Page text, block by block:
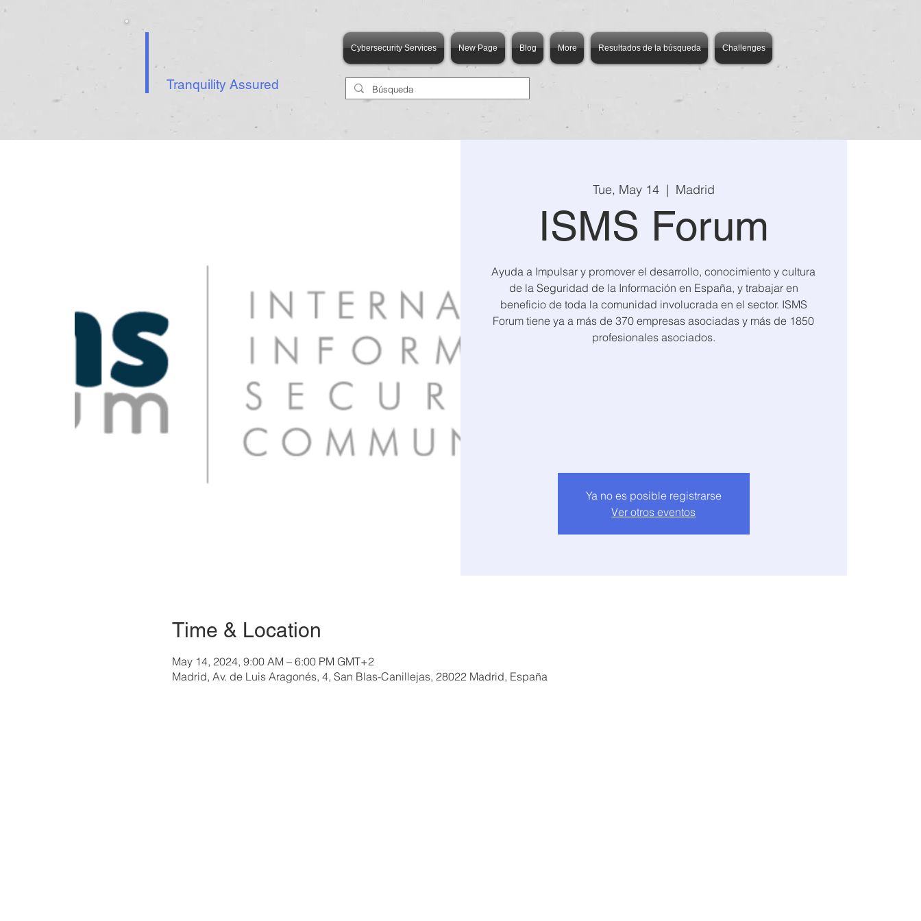
Cybersecurity Services New Page Blog More Resultados de la búsqueda Challenges
Tranquility Assured
Tue, May 14
  |
Madrid
ISMS Forum
Ayuda a Impulsar y promover el desarrollo, conocimiento y cultura
de la Seguridad de la Información en España, y trabajar en
beneficio de toda la comunidad involucrada en el sector. ISMS
Forum tiene ya a más de 370 empresas asociadas y más de 1850
profesionales asociados.
Ya no es posible registrarse
Ver otros eventos
Time & Location
May 14, 2024, 9:00 AM – 6:00 PM GMT+2
Madrid, Av. de Luis Aragonés, 4, San Blas-Canillejas, 28022 Madrid, España